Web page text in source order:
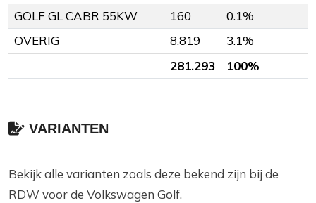
GOLF GL CABR 55KW
160
0.1%
OVERIG
8.819
3.1%
281.293
100%
VARIANTEN
Bekijk alle varianten zoals deze bekend zijn bij de
RDW voor de Volkswagen Golf.